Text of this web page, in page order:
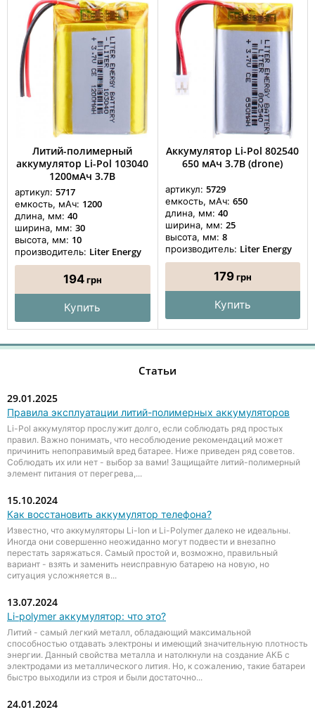
Литий-полимерный
аккумулятор Li-Pol 103040
1200мАч 3.7В
артикул: 5717
емкость, мАч: 1200
длина, мм: 40
ширина, мм: 30
высота, мм: 10
производитель: Liter Energy
194грн
Купить
Аккумулятор Li-Pol 802540
650 мАч 3.7В (drone)
артикул: 5729
емкость, мАч: 650
длина, мм: 40
ширина, мм: 25
высота, мм: 8
производитель: Liter Energy
179грн
Купить
Статьи
29.01.2025
Правила эксплуатации литий-полимерных аккумуляторов
Li-Pol аккумулятор прослужит долго, если соблюдать ряд простых
правил. Важно понимать, что несоблюдение рекомендаций может
причинить непоправимый вред батарее. Ниже приведен ряд советов.
Соблюдать их или нет - выбор за вами! Защищайте литий-полимерный
элемент питания от перегрева,...
15.10.2024
Как восстановить аккумулятор телефона?
Известно, что аккумуляторы Li-Ion и Li-Polymer далеко не идеальны.
Иногда они совершенно неожиданно могут подвести и внезапно
перестать заряжаться. Самый простой и, возможно, правильный
вариант - взять и заменить неисправную батарею на новую, но
ситуация усложняется в...
13.07.2024
Li-polymer аккумулятор: что это?
Литий - самый легкий металл, обладающий максимальной
способностью отдавать электроны и имеющий значительную плотность
энергии. Данный свойства металла и натолкнули на создание АКБ с
электродами из металлического лития. Но, к сожалению, такие батареи
быстро выходили из строя и были достаточно...
24.01.2024